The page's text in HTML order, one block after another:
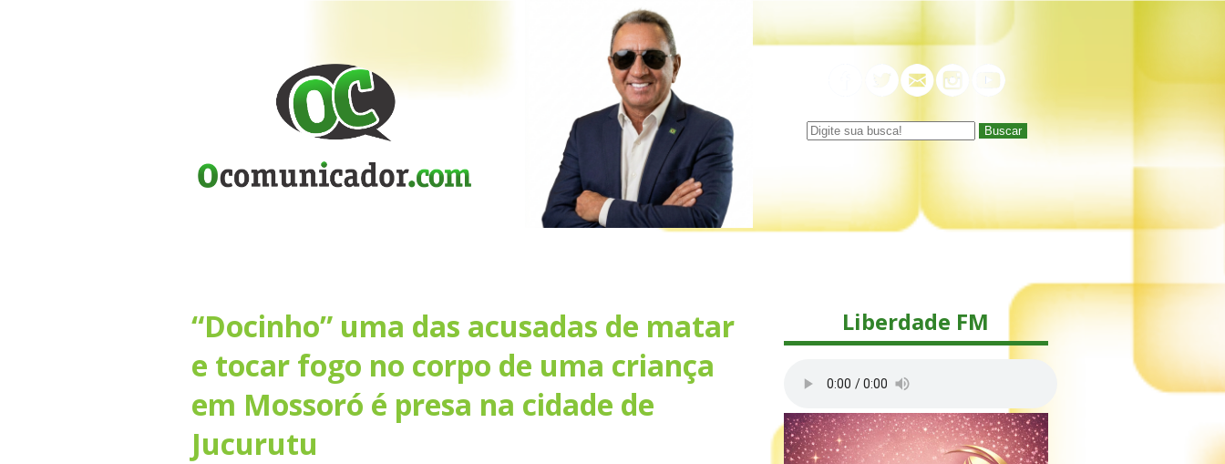
Buscar
“Docinho” uma das acusadas de matar
e tocar fogo no corpo de uma criança
em Mossoró é presa na cidade de
Jucurutu
Liberdade FM